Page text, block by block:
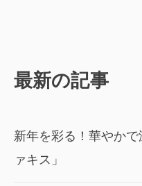
最新の記事
新年を彩る！華やか
ァキス」